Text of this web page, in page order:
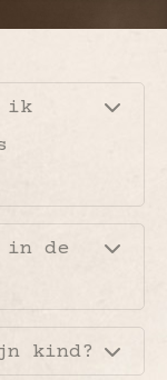
ik
in de
kind?